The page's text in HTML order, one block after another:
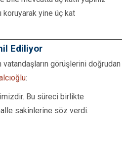
koruyarak yine üç kat
Ediliyor
vatandaşların görüşlerini doğrudan
:
Bu süreci birlikte
sakinlerine söz verdi.